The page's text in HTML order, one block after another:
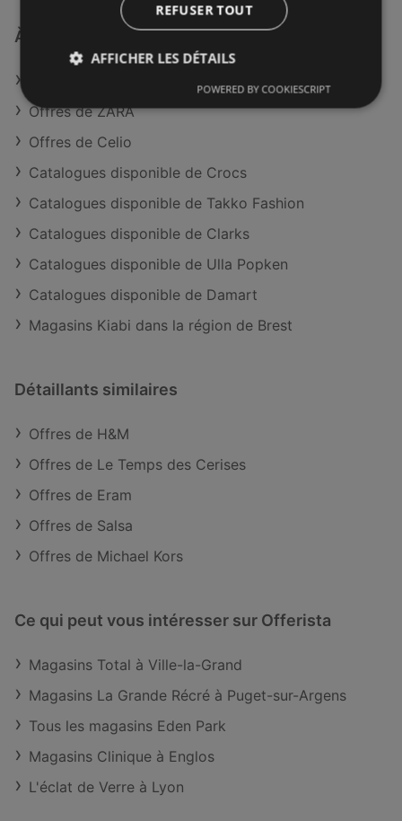
À découvrir aussi
Offres de ZARA
Offres de Celio
Catalogues disponible de Crocs
Catalogues disponible de Takko Fashion
Catalogues disponible de Clarks
Catalogues disponible de Ulla Popken
Catalogues disponible de Damart
Magasins Kiabi dans la région de Brest
Détaillants similaires
Offres de H&M
Offres de Le Temps des Cerises
Offres de Eram
Offres de Salsa
Offres de Michael Kors
Ce qui peut vous intéresser sur Offerista
Magasins Total à Ville-la-Grand
Magasins La Grande Récré à Puget-sur-Argens
Tous les magasins Eden Park
Magasins Clinique à Englos
L'éclat de Verre à Lyon
REFUSER TOUT
AFFICHER LES DÉTAILS
POWERED BY COOKIESCRIPT